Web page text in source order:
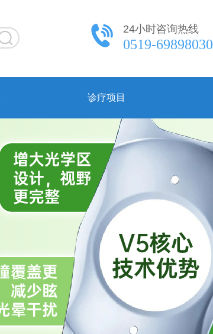
24小时咨询热线
0519-69898030
诊疗项目